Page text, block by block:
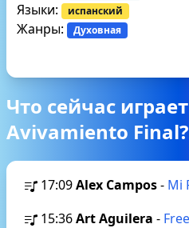
Языки: испанский
Жанры: Духовная
Что сейчас
Avivamiento Final?
17:09Alex Campos- Mi
15:36Art Aguilera -